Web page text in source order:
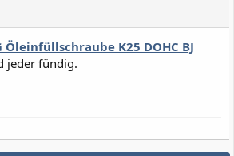
Öleinfüllschraube K25 DOHC BJ
jeder fündig.